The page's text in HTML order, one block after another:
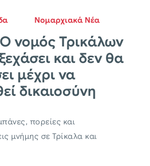
Νομαρχιακά Νέα
νομός Τρικάλων
και δεν θα
μέχρι να
δικαιοσύνη
πορείες και
μνήμης σε Τρίκαλα και